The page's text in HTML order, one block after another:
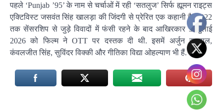
पहले ‘Punjab ’95’ के नाम से चर्चाओं में रही ‘सतलुज’ सिर्फ ह्यूमन राइट्स
एक्टिविस्ट जसवंत सिंह खालड़ा की जिंदगी से प्रेरित एक कहानी है. 2022
तक सेंसरशिप से जुड़े विवादों में फंसी रहने के बाद आखिरकार 3 जुलाई
2026 को फिल्म ने OTT पर दस्तक दी थी. इसमें अर्जुन रामपाल,
कंवलजीत सिंह, सुविंदर विक्की और गीतिका विद्या ओहल्याण भी हैं.